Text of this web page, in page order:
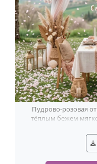
Пудрово-розовая
тёплым бежем